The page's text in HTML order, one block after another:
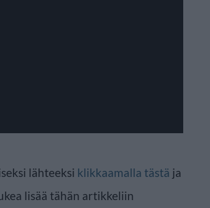
lähteeksi klikkaamalla tästä ja
lisää tähän artikkeliin